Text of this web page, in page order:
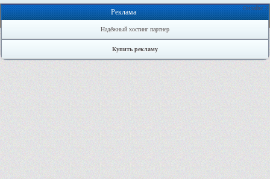
Онлайн: 2
Реклама
Надёжный хостинг партнер
Купить рекламу